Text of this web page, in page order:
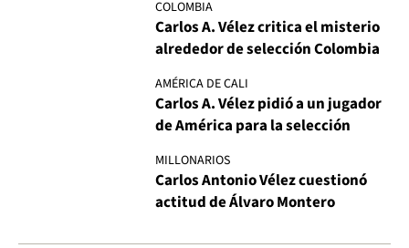
COLOMBIA
Carlos A. Vélez critica el misterio
alrededor de selección Colombia
AMÉRICA DE CALI
Carlos A. Vélez pidió a un jugador
de América para la selección
MILLONARIOS
Carlos Antonio Vélez cuestionó
actitud de Álvaro Montero